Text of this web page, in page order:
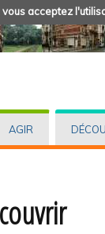
acceptez
AGIR